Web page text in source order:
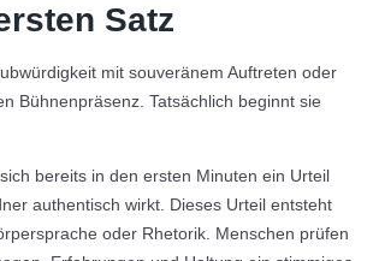
Satz
mit souveränem Auftreten oder
Bühnenpräsenz. Tatsächlich beginnt sie
bereits in den ersten Minuten ein Urteil
authentisch wirkt. Dieses Urteil entsteht
oder Rhetorik. Menschen prüfen